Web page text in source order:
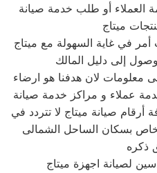
العملاء أو طلب خدمة صيانة
أمر في غاية السهولة مع ميتاج
إلى دليل المالك
معلومات لان هدفنا هو ارضاء
عملاء و مراكز خدمة صيانة
أرقام صيانة ميتاج لا تتردد في
بسكان الساحل الشمالى
ذكره
لصيانة اجهزة ميتاج